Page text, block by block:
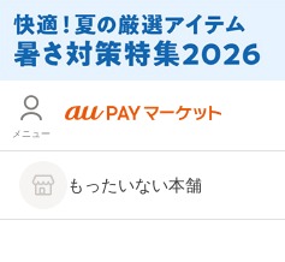
メニュー
もったいない本舗